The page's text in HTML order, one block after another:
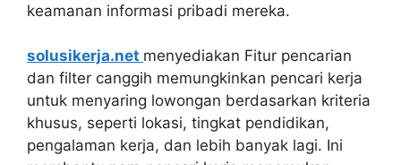
keamanan informasi pribadi mereka.
solusikerja.net menyediakan Fitur pencarian
dan filter canggih memungkinkan pencari kerja
untuk menyaring lowongan berdasarkan kriteria
khusus, seperti lokasi, tingkat pendidikan,
pengalaman kerja, dan lebih banyak lagi. Ini